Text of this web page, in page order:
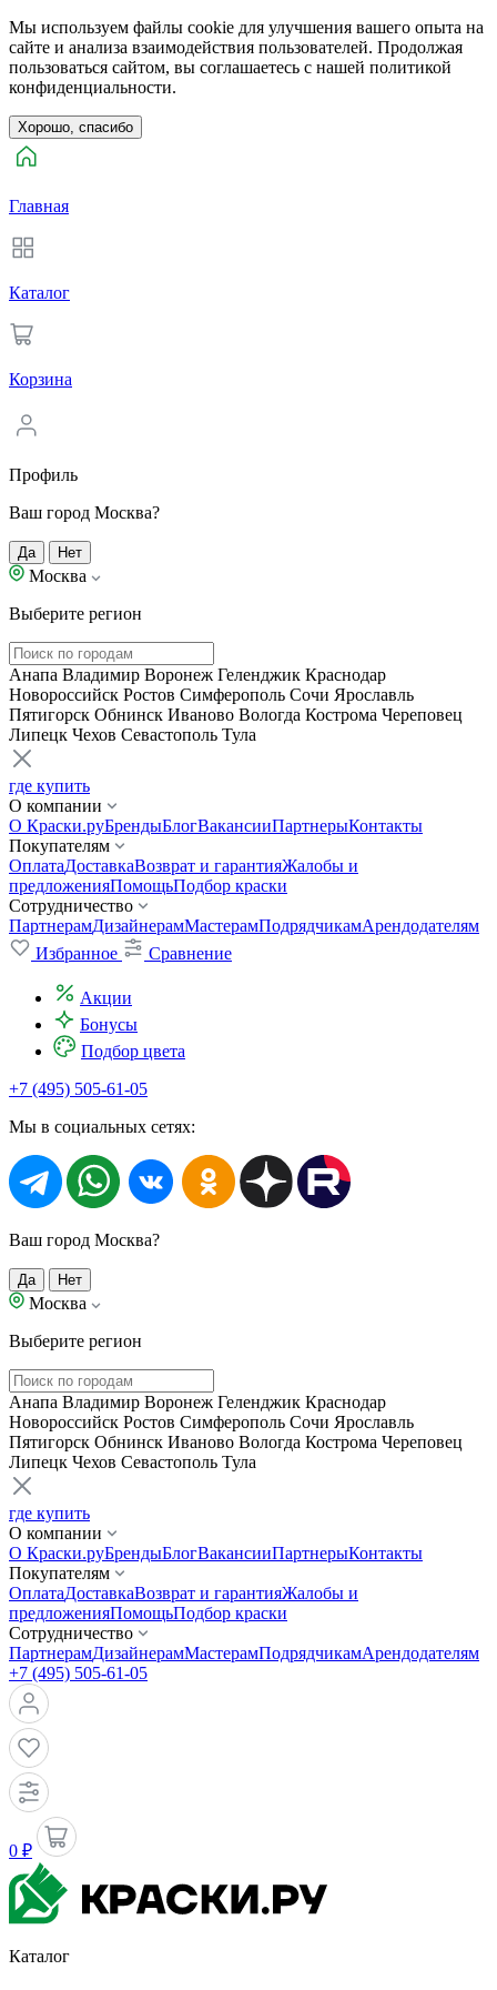
Мы используем файлы cookie для улучшения вашего опыта на
сайте и анализа взаимодействия пользователей. Продолжая
пользоваться сайтом, вы соглашаетесь с нашей политикой
конфиденциальности.
Хорошо, спасибо
Главная
Каталог
Корзина
Профиль
Ваш город Москва?
Да Нет
Москва
Выберите регион
Анапа Владимир Воронеж Геленджик Краснодар
Новороссийск Ростов Симферополь Сочи Ярославль
Пятигорск Обнинск Иваново Вологда Кострома Череповец
Липецк Чехов Севастополь Тула
где купить
О компании
О Краски.руБрендыБлогВакансииПартнерыКонтакты
Покупателям
ОплатаДоставкаВозврат и гарантияЖалобы и
предложенияПомощьПодбор краски
Сотрудничество
ПартнерамДизайнерамМастерамПодрядчикамАрендодателям
Избранное
Сравнение
Акции
Бонусы
Подбор цвета
+7 (495) 505-61-05
Мы в социальных сетях:
Ваш город Москва?
Да Нет
Москва
Выберите регион
Анапа Владимир Воронеж Геленджик Краснодар
Новороссийск Ростов Симферополь Сочи Ярославль
Пятигорск Обнинск Иваново Вологда Кострома Череповец
Липецк Чехов Севастополь Тула
где купить
О компании
О Краски.руБрендыБлогВакансииПартнерыКонтакты
Покупателям
ОплатаДоставкаВозврат и гарантияЖалобы и
предложенияПомощьПодбор краски
Сотрудничество
ПартнерамДизайнерамМастерамПодрядчикамАрендодателям
+7 (495) 505-61-05
0 ₽
Каталог